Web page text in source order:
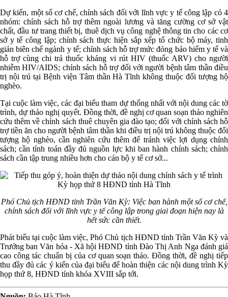
Dự kiến, một số cơ chế, chính sách đối với lĩnh vực y tế công lập có 4
nhóm: chính sách hỗ trợ thêm ngoài lương và tăng cường cơ sở vật
chất, đầu tư trang thiết bị, thuê dịch vụ công nghệ thông tin cho các cơ
sở y tế công lập; chính sách thực hiện sắp xếp tổ chức bộ máy, tinh
giản biên chế ngành y tế; chính sách hỗ trợ mức đóng bảo hiểm y tế và
hỗ trợ cùng chi trả thuốc kháng vi rút HIV (thuốc ARV) cho người
nhiễm HIV/AIDS; chính sách hỗ trợ đối với người bệnh tâm thần điều
trị nội trú tại Bệnh viện Tâm thần Hà Tĩnh không thuộc đối tượng hộ
nghèo.
Tại cuộc làm việc, các đại biểu tham dự thống nhất với nội dung các tờ
trình, dự thảo nghị quyết. Đồng thời, đề nghị cơ quan soạn thảo nghiên
cứu thêm về chính sách thuê chuyên gia đào tạo; đối với chính sách hỗ
trợ tiền ăn cho người bệnh tâm thần khi điều trị nội trú không thuộc đối
tượng hộ nghèo, cần nghiên cứu thêm để tránh việc lợi dụng chính
sách; cần tính toán đầy đủ nguồn lực khi ban hành chính sách; chính
sách cần tập trung nhiều hơn cho cán bộ y tế cơ sở...
Phó Chủ tịch HĐND tỉnh Trần Văn Kỳ: Việc ban hành một số cơ chế,
chính sách đối với lĩnh vực y tế công lập trong giai đoạn hiện nay là
hết sức cần thiết.
Phát biểu tại cuộc làm việc, Phó Chủ tịch HĐND tỉnh Trần Văn Kỳ và
Trưởng ban Văn hóa - Xã hội HĐND tỉnh Đào Thị Anh Nga đánh giá
cao công tác chuẩn bị của cơ quan soạn thảo. Đồng thời, đề nghị tiếp
thu đầy đủ các ý kiến của đại biểu để hoàn thiện các nội dung trình Kỳ
họp thứ 8, HĐND tỉnh khóa XVIII sắp tới.